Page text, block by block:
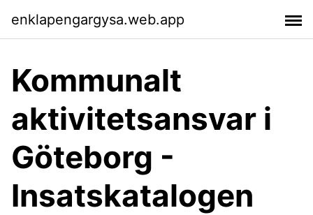
enklapengargysa.web.app
Kommunalt
aktivitetsansvar i
Göteborg -
Insatskatalogen